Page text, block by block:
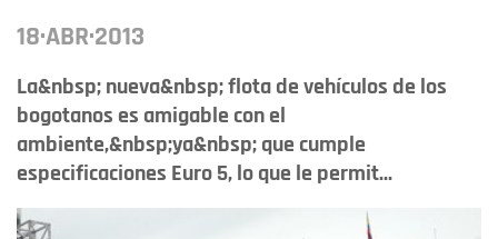
18·ABR·2013
La&nbsp; nueva&nbsp; flota de vehículos de los
bogotanos es amigable con el
ambiente,&nbsp;ya&nbsp; que cumple
especificaciones Euro 5, lo que le permit...